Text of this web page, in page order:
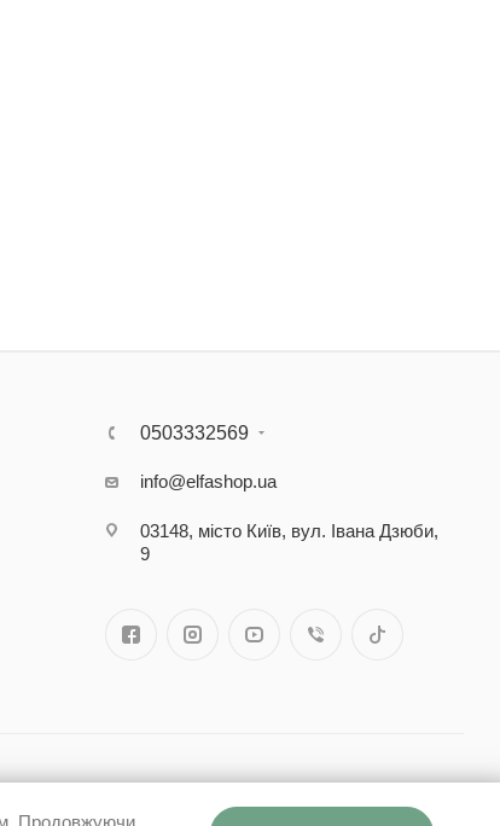
0503332569
info@elfashop.ua
03148, місто Київ, вул. Івана Дзюби,
9
Продовжуючи